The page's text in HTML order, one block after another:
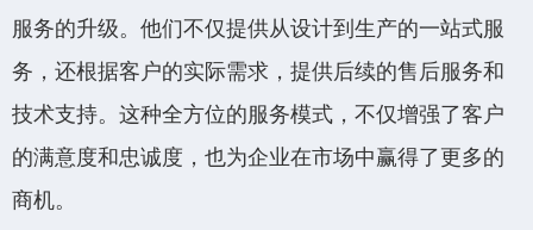
服务的升级。他们不仅提供从设计到生产的一站式服
务，还根据客户的实际需求，提供后续的售后服务和
技术支持。这种全方位的服务模式，不仅增强了客户
的满意度和忠诚度，也为企业在市场中赢得了更多的
商机。